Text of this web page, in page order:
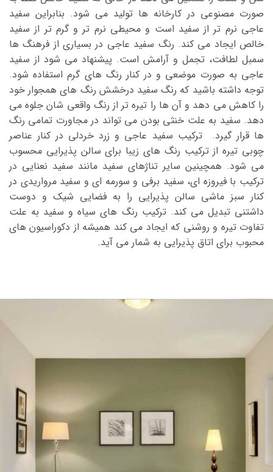
صورت مصنوعی در کارخانه ها تولید می شود. بنابراین سفید
عاجی نرم تر از سفید است و محیطی نرم تر و گرم تر از سفید
خالص ایجاد می کند. رنگ سفید عاجی در بسیاری از فرهنگ ها
سمبل لطافت، تجمل و آرامش است. پیشنهاد می شود از سفید
عاجی به صورت موضعی و در کنار رنگ های گرم استفاده شود.
توجه داشته باشید که رنگ سفید درخشش رنگ های همجوار خود
را کاهش می دهد و آن ها را تیره تر از رنگ واقعی شان جلوه می
دهد. سفید به علت خنثی بودن می تواند در مجاورت تمامی رنگ
ها قرار گیرد. ترکیب سفید عاجی و زرد خردلی در کنار عناصر
چوبی تیره از ترکیب رنگ های زیبا برای سالن پذیرایی محسوب
می شود. همچینین سایر تناژهای سفید مانند سفید نعنایی در
ترکیب با فیروزه ای، سفید برفی و سورمه ای و سفید مرواریدی در
کنار سبز ماشی سالن پذیرایی را به فضایی شیک و دوست
داشتنی تبدیل می کند. ترکیب رنگ های سیاه و سفید به علت
تفاوت تیره و روشنی که ایجاد می کند همیشه از دکوراسیون های
محبوب برای اتاق پذیرایی به شمار می آید.